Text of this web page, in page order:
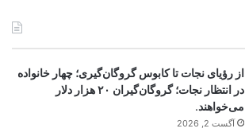
از رؤیای نجات تا کابوس گروگان‌گیری؛ چهار خانواده
در انتظار نجات؛ گروگان‌گیران ۲۰ هزار دلار
می‌خواهند.
آگست 2, 2026